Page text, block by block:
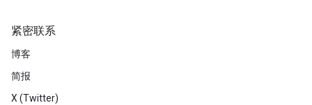
紧密联系
博客
简报
X (Twitter)